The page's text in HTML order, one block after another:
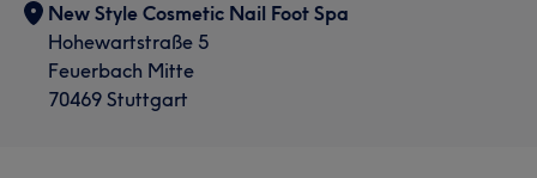
New Style Cosmetic Nail Foot Spa
Hohewartstraße 5
Feuerbach Mitte
70469 Stuttgart